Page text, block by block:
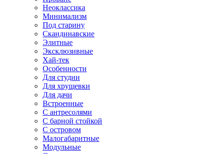
Неоклассика
Минимализм
Под старину
Скандинавские
Элитные
Эксклюзивные
Хай-тек
Особенности
Для студии
Для хрущевки
Для дачи
Встроенные
С антресолями
С барной стойкой
С островом
Малогабаритные
Модульные